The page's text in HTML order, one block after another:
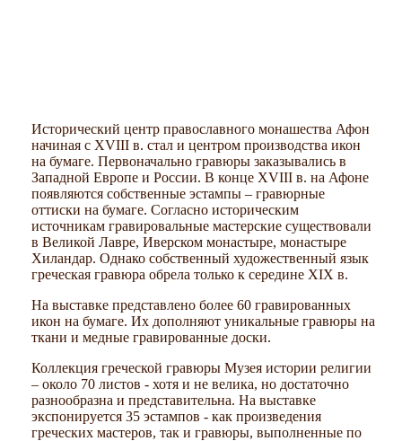
Исторический центр православного монашества Афон
начиная с XVIII в. стал и центром производства икон
на бумаге. Первоначально гравюры заказывались в
Западной Европе и России. В конце XVIII в. на Афоне
появляются собственные эстампы – гравюрные
оттиски на бумаге. Согласно историческим
источникам гравировальные мастерские существовали
в Великой Лавре, Иверском монастыре, монастыре
Хиландар. Однако собственный художественный язык
греческая гравюра обрела только к середине XIX в.
На выставке представлено более 60 гравированных
икон на бумаге. Их дополняют уникальные гравюры на
ткани и медные гравированные доски.
Коллекция греческой гравюры Музея истории религии
– около 70 листов - хотя и не велика, но достаточно
разнообразна и представительна. На выставке
экспонируется 35 эстампов - как произведения
греческих мастеров, так и гравюры, выполненные по